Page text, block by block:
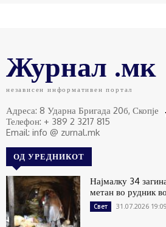
Журнал .мк
независен информативен портал
Адреса: 8 Ударна Бригада 20б, Скопје
Телефон: + 389 2 3217 815
Email: info @ zurnal.mk
ОД УРЕДНИКОТ
Најмалку 34
метан во рудник
Свет 31.07.2026 19:09